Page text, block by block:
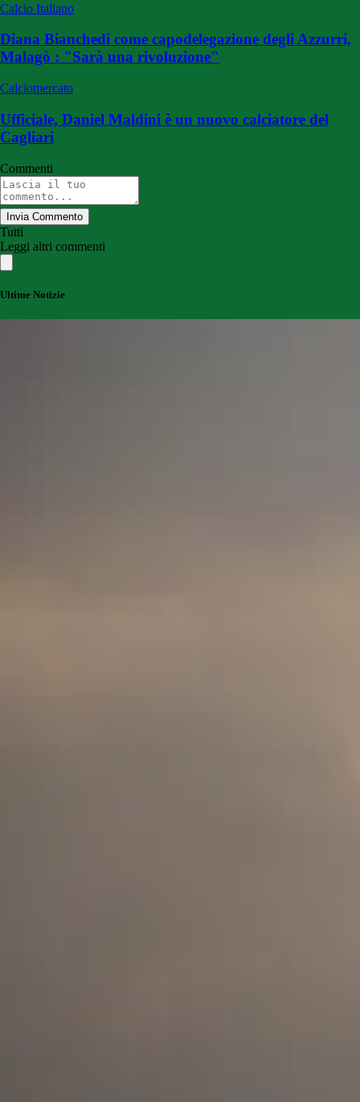
Calcio Italiano
Diana Bianchedi come capodelegazione degli Azzurri,
Malagò : "Sarà una rivoluzione"
Calciomercato
Ufficiale, Daniel Maldini è un nuovo calciatore del
Cagliari
Commenti
Invia Commento
Tutti
Leggi altri commenti
Ultime Notizie